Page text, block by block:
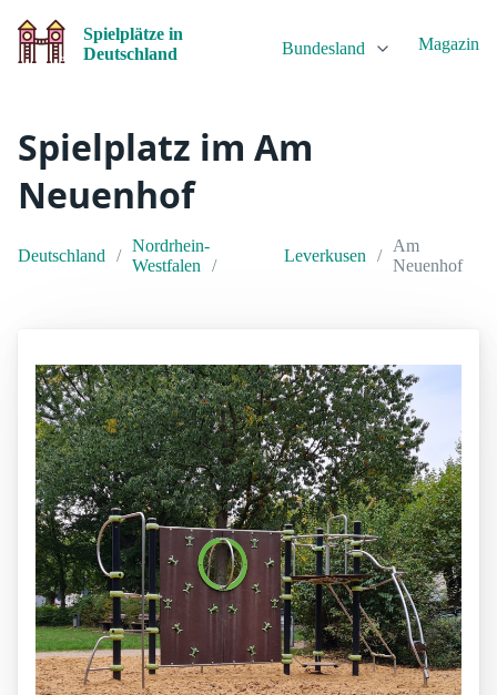
Spielplätze in
Deutschland
Bundesland Magazin
Spielplatz im Am
Neuenhof
Deutschland
Nordrhein-
Westfalen
Leverkusen
Am
Neuenhof